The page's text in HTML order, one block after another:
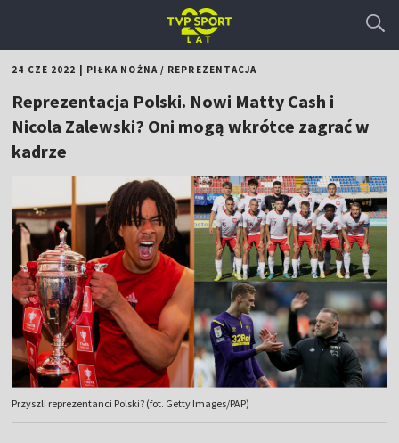
24 CZE 2022 PIŁKA NOŻNA/ REPREZENTACJA
Reprezentacja Polski. Nowi Matty Cash i
Nicola Zalewski? Oni mogą wkrótce zagrać w
kadrze
Przyszli reprezentanci Polski? (fot. Getty Images/PAP)